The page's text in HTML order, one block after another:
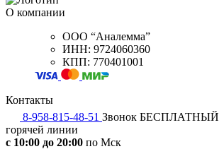
О компании
ООО “Аналемма”
ИНН: 9724060360
КПП: 770401001
Контакты
8-958-815-48-51 Звонок БЕСПЛАТНЫЙ
горячей линии
c 10:00 до 20:00 по Мск